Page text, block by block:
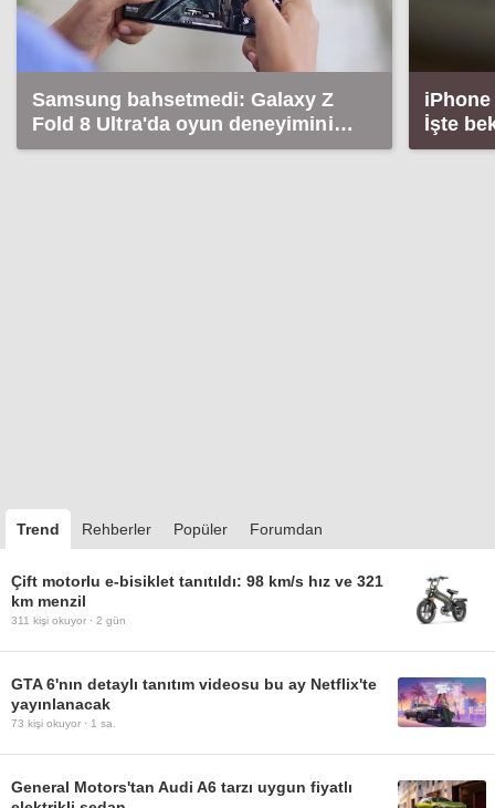
Samsung bahsetmedi: Galaxy Z
Fold 8 Ultra'da oyun deneyimini
etkileyecek detay!
iPhone
İşte
Trend Rehberler Popüler Forumdan
Çift motorlu e-bisiklet tanıtıldı: 98 km/s hız ve 321
km menzil
311 kişi okuyor · 2 gün
GTA 6'nın detaylı tanıtım videosu bu ay Netflix'te
yayınlanacak
73 kişi okuyor · 1 sa.
General Motors'tan Audi A6 tarzı uygun fiyatlı